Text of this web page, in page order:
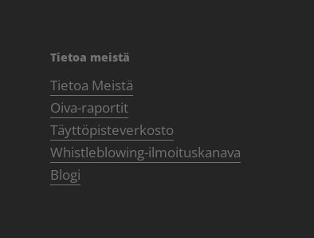
Tietoa meistä
Tietoa Meistä
Oiva-raportit
Täyttöpisteverkosto
Whistleblowing-ilmoituskanava
Blogi